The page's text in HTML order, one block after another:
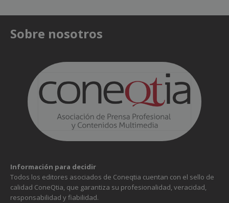
Sobre nosotros
Información para decidir
Todos los editores asociados de Coneqtia cuentan con el sello de
calidad ConeQtia, que garantiza su profesionalidad, veracidad,
responsabilidad y fiabilidad.